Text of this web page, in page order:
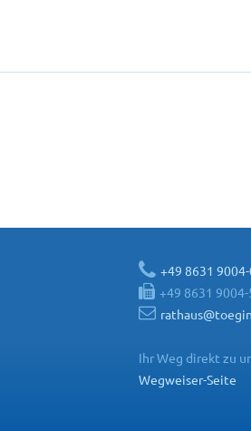
+49 8631
+49 8631 9004-
Ihr Weg direkt zu
Wegweiser-Seite